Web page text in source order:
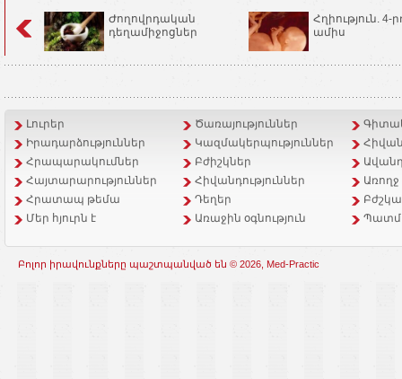
Ժողովրդական
դեղամիջոցներ
Հղիություն. 4-
ամիս
Լուրեր Ծառայություններ
Իրադարձություններ
Կազմակերպություններ
Հրապարակումներ
Բժիշկներ
Հայտարարություններ
Հիվանդություններ
Հրատապ թեմա
Դեղեր
Մեր հյուրն է
Առաջին օգնություն
Բոլոր իրավունքները պաշտպանված են © 2026, Med-Practic